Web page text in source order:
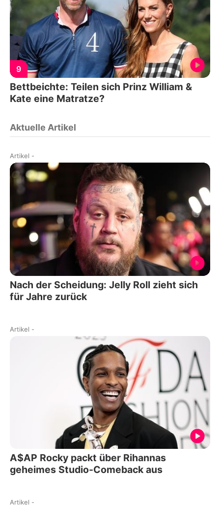
9
Bettbeichte: Teilen sich Prinz William &
Kate eine Matratze?
Aktuelle Artikel
Artikel -
Nach der Scheidung: Jelly Roll zieht sich
für Jahre zurück
Artikel -
A$AP Rocky packt über Rihannas
geheimes Studio-Comeback aus
Artikel -